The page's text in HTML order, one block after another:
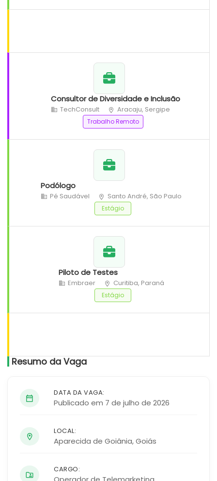
Consultor de Diversidade e Inclusão
TechConsult Aracaju, Sergipe
Trabalho Remoto
Podólogo
Pé Saudável Santo André, São Paulo
Estágio
Piloto de Testes
Embraer Curitiba, Paraná
Estágio
Resumo da Vaga
DATA DA VAGA:
Publicado em 7 de julho de 2026
LOCAL:
Aparecida de Goiânia,Goiás
CARGO: